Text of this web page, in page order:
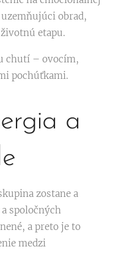
obrad,
etapu.
chutí – ovocím,
pochúťkami.
a
zostane a
spoločných
a preto je to
medzi